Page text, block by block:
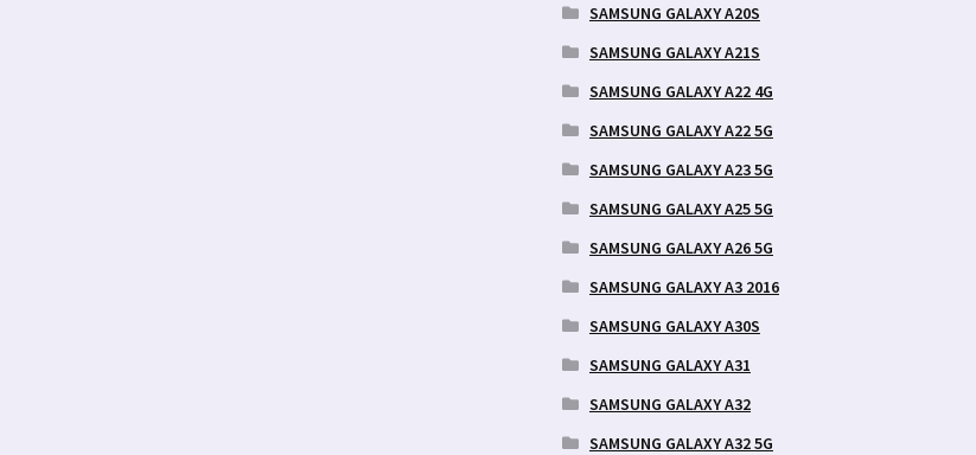
SAMSUNG GALAXY A20S
SAMSUNG GALAXY A21S
SAMSUNG GALAXY A22 4G
SAMSUNG GALAXY A22 5G
SAMSUNG GALAXY A23 5G
SAMSUNG GALAXY A25 5G
SAMSUNG GALAXY A26 5G
SAMSUNG GALAXY A3 2016
SAMSUNG GALAXY A30S
SAMSUNG GALAXY A31
SAMSUNG GALAXY A32
SAMSUNG GALAXY A32 5G